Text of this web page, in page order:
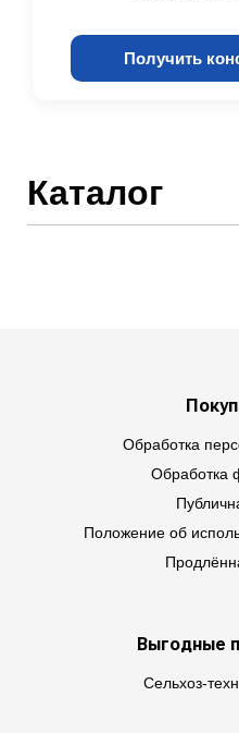
Получить
Каталог
Обработка
Обработка
Положение об
Выгодные
Сельхоз-